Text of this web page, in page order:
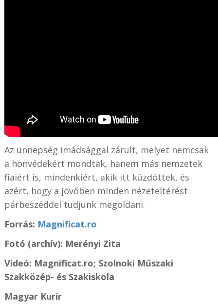
Az ünnepség imádsággal zárult, melyet nemcsak
a honvédekért mondtak, hanem más nemzetek
fiaiért is, mindenkiért, akik itt küzdöttek, és
azért, hogy a jövőben minden nézeteltérést
párbeszéddel tudjunk megoldani.
Forrás: Magnificat.ro
Fotó (archív): Merényi Zita
Videó: Magnificat.ro; Szolnoki Műszaki
Szakközép- és Szakiskola
Magyar Kurír